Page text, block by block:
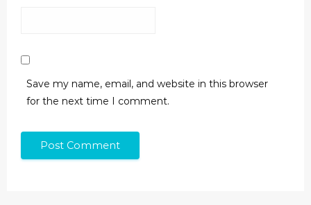
Save my name, email, and website in this browser
for the next time I comment.